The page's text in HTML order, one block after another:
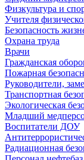
Физкультура и
Учителя
Безопасность
Охрана труда
Врачи
Гражданская
Пожарная
Руководители,
Транспортная
Экологическая
Младший
Воспитатели ДОУ
Радиационная